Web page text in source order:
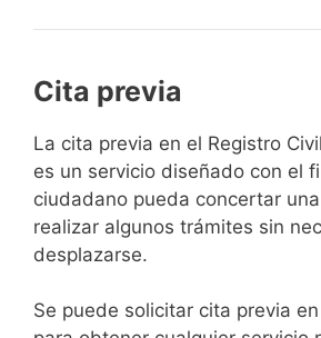
Cita previa
​​​​​​​​​​​​​​​​​​​​​​​​​​​​La cita previa en el Registro
es un servicio diseñado con el
ciudadano pueda concertar
realizar algunos trámites sin
desplazarse.​
Se puede solicitar cita previa